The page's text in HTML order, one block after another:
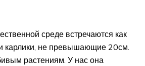
среде встречаются как
карлики, не превышающие 20см.
растениям. У нас она